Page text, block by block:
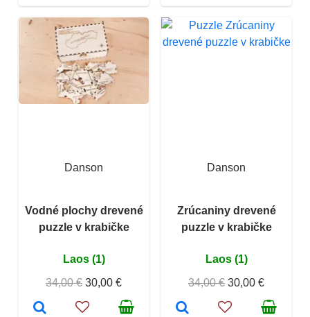
Danson
Vodné plochy drevené
puzzle v krabičke
Laos (1)
34,00 € 30,00 €
Danson
Zrúcaniny drevené
puzzle v krabičke
Laos (1)
34,00 € 30,00 €